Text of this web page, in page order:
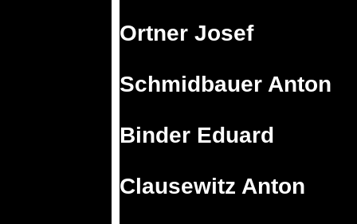
Ortner Josef
Schmidbauer Anton
Binder Eduard
Clausewitz Anton